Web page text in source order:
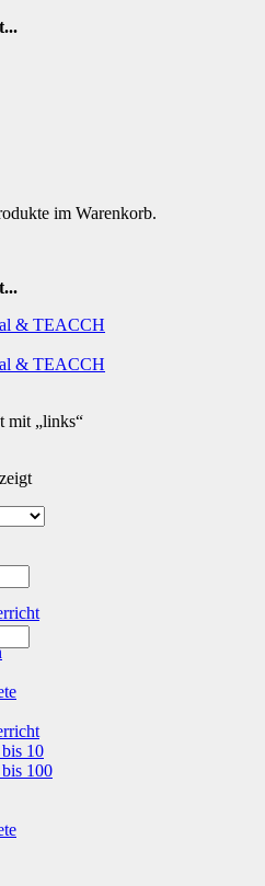
im Warenkorb.
mit „links“
Nach
sortiert
10
100